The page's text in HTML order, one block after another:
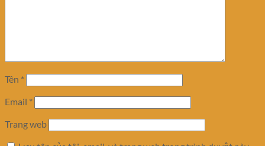
Tên *
Email *
Trang web